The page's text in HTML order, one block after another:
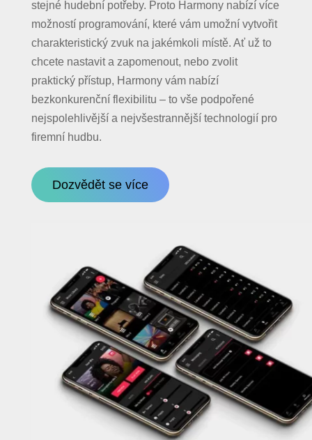
stejné hudební potřeby. Proto Harmony nabízí více
možností programování, které vám umožní vytvořit
charakteristický zvuk na jakémkoli místě. Ať už to
chcete nastavit a zapomenout, nebo zvolit
praktický přístup, Harmony vám nabízí
bezkonkurenční flexibilitu – to vše podpořené
nejspolehlivější a nejvšestrannější technologií pro
firemní hudbu.
Dozvědět se více